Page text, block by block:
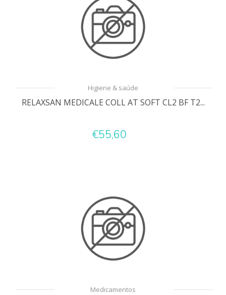
Higiene & saúde
RELAXSAN MEDICALE COLL AT SOFT CL2 BF T2...
€55,60
Medicamentos